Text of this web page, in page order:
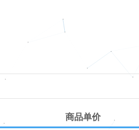
商品单价